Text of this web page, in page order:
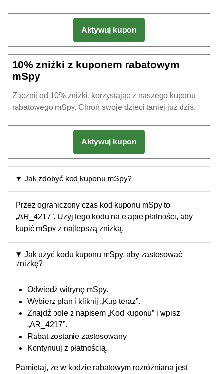
Aktywuj kupon
10% zniżki z kuponem rabatowym
mSpy
Zacznij od 10% zniżki, korzystając z naszego kuponu
rabatowego mSpy. Chroń swoje dzieci taniej już dziś.
Aktywuj kupon
Jak zdobyć kod kuponu mSpy?
Przez ograniczony czas kod kuponu mSpy to
„AR_4217”. Użyj tego kodu na etapie płatności, aby
kupić mSpy z najlepszą zniżką.
Jak użyć kodu kuponu mSpy, aby zastosować
zniżkę?
Odwiedź witrynę mSpy.
Wybierz plan i kliknij „Kup teraz”.
Znajdź pole z napisem „Kod kuponu” i wpisz
„AR_4217”.
Rabat zostanie zastosowany.
Kontynuuj z płatnością.
Pamiętaj, że w kodzie rabatowym rozróżniana jest